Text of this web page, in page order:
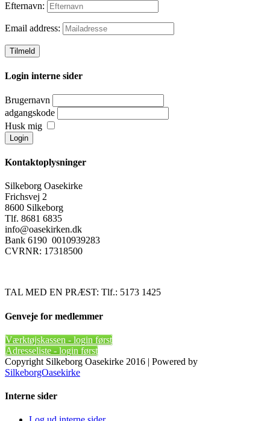
Efternavn:
Email address:
Login interne sider
Brugernavn
adgangskode
Husk mig
Kontaktoplysninger
Silkeborg Oasekirke
Frichsvej 2
8600 Silkeborg
Tlf. 8681 6835
info@oasekirken.dk
Bank 6190 0010939283
CVRNR: 17318500
TAL MED EN PRÆST: Tlf.: 5173 1425
Genveje for medlemmer
Værktøjskassen - login først
Adresseliste - login først
Copyright Silkeborg Oasekirke 2016 | Powered by
SilkeborgOasekirke
Toggle
Interne sider